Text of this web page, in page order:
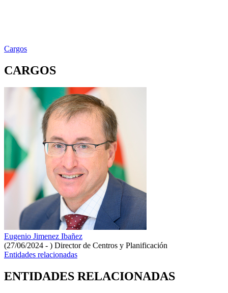
Cargos
CARGOS
Eugenio Jimenez Ibañez
(27/06/2024 - ) Director de Centros y Planificación
Entidades relacionadas
ENTIDADES RELACIONADAS